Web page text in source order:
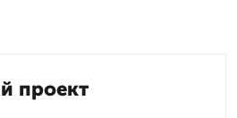
проект